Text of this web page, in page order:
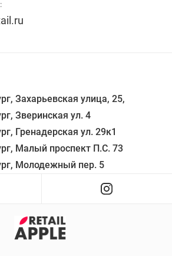
Захарьевская улица, 25,
Зверинская ул. 4
Гренадерская ул. 29к1
Малый проспект П.С. 73